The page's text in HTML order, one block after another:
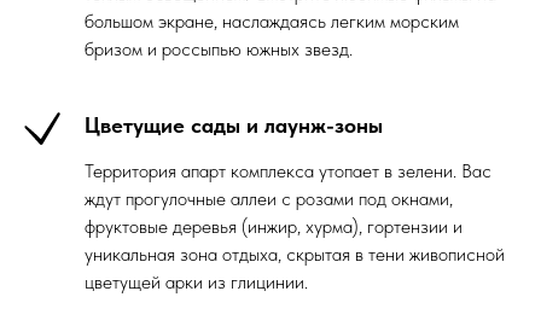
большом экране, наслаждаясь легким морским
бризом и россыпью южных звезд.
Цветущие сады и лаунж-зоны
Территория апарт комплекса утопает в зелени. Вас
ждут прогулочные аллеи с розами под окнами,
фруктовые деревья (инжир, хурма), гортензии и
уникальная зона отдыха, скрытая в тени живописной
цветущей арки из глицинии.